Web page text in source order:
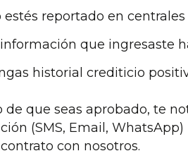
estés reportado en centrales
que ingresaste
historial crediticio
de que seas aprobado, te
(SMS, Email,
con nosotros.